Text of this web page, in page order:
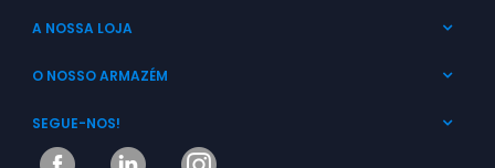
A NOSSA LOJA
O NOSSO ARMAZÉM
SEGUE-NOS!